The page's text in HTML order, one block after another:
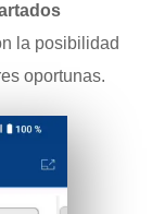
la posibilidad
oportunas.